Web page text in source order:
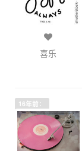
喜乐
16年前：